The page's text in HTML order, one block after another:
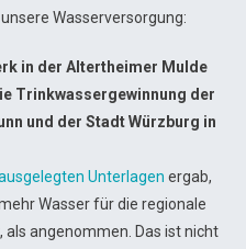
Wasserversorgung:
in der Altertheimer Mulde
Trinkwassergewinnung der
und der Stadt Würzburg in
Unterlagen ergab,
Wasser für die regionale
angenommen. Das ist nicht